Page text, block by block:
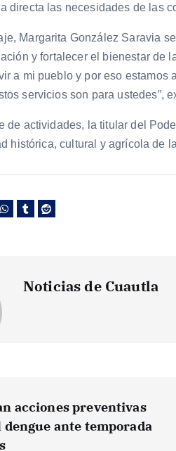
directa las necesidades de las
Margarita González Saravia
y fortalecer el bienestar de
a mi pueblo y por eso estamos
servicios son para ustedes”,
de actividades, la titular del
histórica, cultural y agrícola de
Noticias de Cuautla
acciones preventivas
ante temporada